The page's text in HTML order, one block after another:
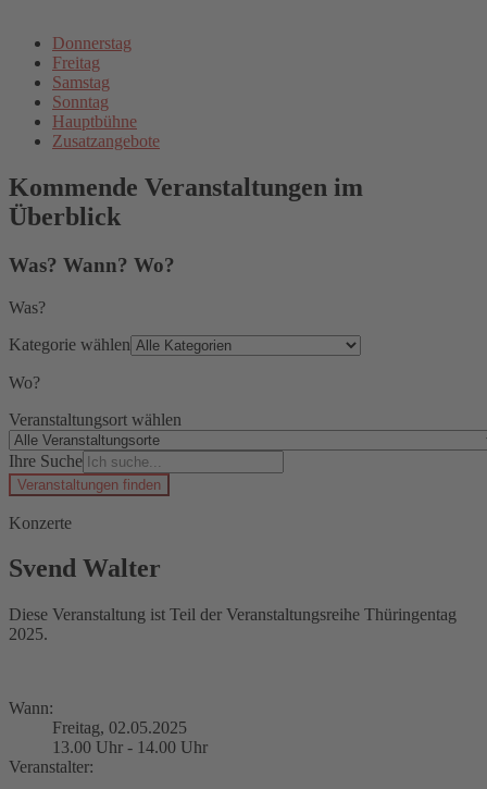
Donnerstag
Freitag
Samstag
Sonntag
Hauptbühne
Zusatzangebote
Kommende Veranstaltungen im
Überblick
Was? Wann? Wo?
Was?
Kategorie wählen
Wo?
Veranstaltungsort wählen
Ihre Suche
Veranstaltungen finden
Konzerte
Svend Walter
Diese Veranstaltung ist Teil der Veranstaltungsreihe Thüringentag
2025.
Wann:
Freitag, 02.05.2025
13.00 Uhr - 14.00 Uhr
Veranstalter: